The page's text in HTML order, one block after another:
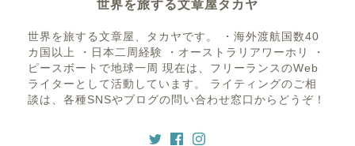
世界を旅する文章屋タカヤ
世界を旅する文章屋、タカヤです。 ・海外渡航国数40
カ国以上 ・日本二周経験 ・オーストラリアワーホリ ・
ピースボートで地球一周 現在は、フリーランスのWeb
ライターとして活動しています。 ライティングのご相
談は、各種SNSやブログの問い合わせ窓口からどうぞ！